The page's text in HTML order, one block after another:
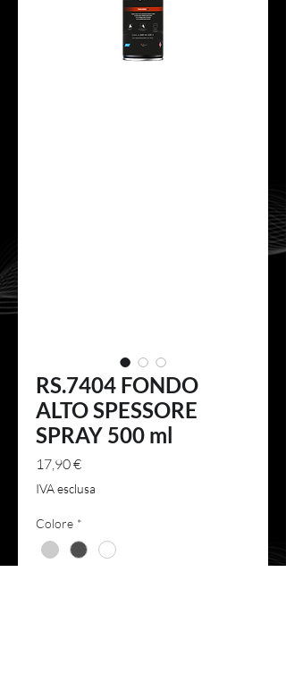
RS.7404 FONDO
ALTO SPESSORE
SPRAY 500 ml
17,90 €Prezzo
IVA esclusa
Colore *